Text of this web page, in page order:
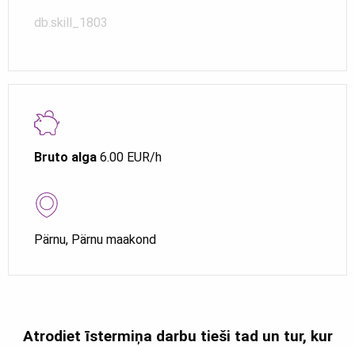
Bruto alga 6.00 EUR/h
Pärnu, Pärnu maakond
db.skill_1803
Atrodiet īstermiņa darbu tieši tad un tur, kur